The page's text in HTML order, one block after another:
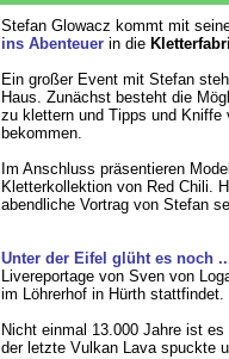
Stefan Glowacz kommt mit
ins Abenteuerin die
Ein großer Event mit Stefan
Haus. Zunächst besteht die
zu klettern und Tipps und Kniffe
bekommen.
Im Anschluss präsentieren
Kletterkollektion von Red Chili.
abendliche Vortrag von Stefan
Unter der Eifel glüht es noch
Livereportage von Sven von
im Löhrerhof in Hürth stattfindet.
Nicht einmal 13.000 Jahre ist
der letzte Vulkan Lava spuckte